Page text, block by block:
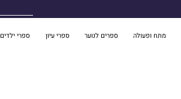
מתח ופעולה ספרים לנוער ספרי עיון ספרי ילדים